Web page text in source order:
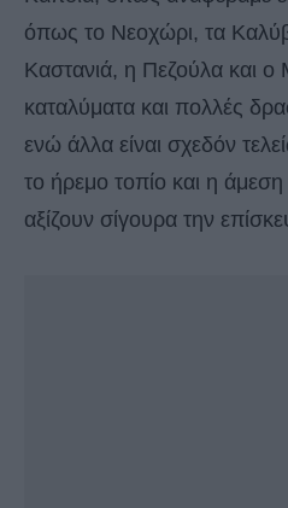
όπως το Νεοχώρι, τα
Καστανιά, η Πεζούλα και ο
καταλύματα και πολλές
ενώ άλλα είναι σχεδόν
το ήρεμο τοπίο και η
αξίζουν σίγουρα την